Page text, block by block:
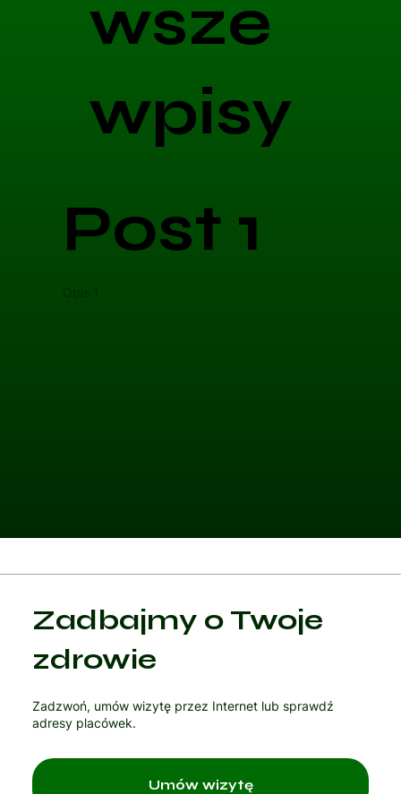
wsze
wpisy
Post 1
Opis 1
Zadbajmy o Twoje
zdrowie
Zadzwoń, umów wizytę przez Internet lub sprawdź
adresy placówek.
Umów wizytę